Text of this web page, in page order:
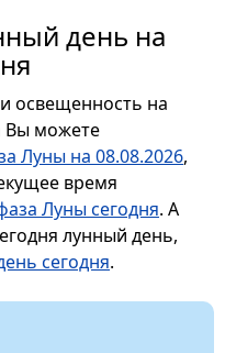
день на
освещенность на
Вы можете
Луны на 08.08.2026,
время
Луны сегодня. А
лунный день,
сегодня.